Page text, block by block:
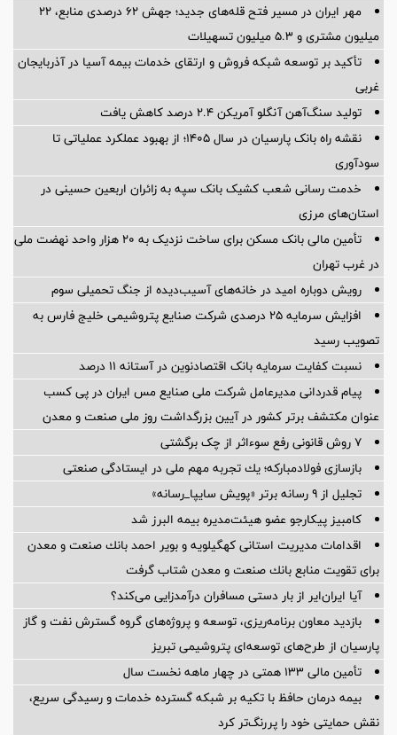
مهر ایران در مسیر فتح قله‌های جدید؛ جهش ۶۲ درصدی منابع، ۲۲
میلیون مشتری و ۵.۳ میلیون تسهیلات
تأکید بر توسعه شبکه فروش و ارتقای خدمات بیمه آسیا در آذربایجان
غربی
تولید سنگ‌آهن آنگلو آمریکن ۲.۴ درصد کاهش یافت
نقشه راه بانک پارسیان در سال ۱۴۰۵؛ از بهبود عملکرد عملیاتی تا
سودآوری
خدمت رسانی شعب کشیک بانک سپه به زائران اربعین حسینی در
استان‌‌های مرزی
تأمین مالی بانک مسکن برای ساخت نزدیک به ۲۰ هزار واحد نهضت ملی
در غرب تهران
رویش دوباره امید در خانه‌های آسیب‌دیده از جنگ تحمیلی سوم
افزایش سرمایه ۲۵ درصدی شرکت صنایع پتروشیمی خلیج فارس به
تصویب رسید
نسبت کفایت سرمایه بانک اقتصادنوین در آستانه 11 درصد
پیام قدردانی مدیرعامل شرکت ملی صنایع مس ایران در پی کسب
عنوان مکتشف برتر کشور در آیین بزرگداشت روز ملی صنعت و معدن
۷ روش قانونی رفع سوء‌اثر از چک برگشتی
بازسازی فولادمباركه؛ یك تجربه مهم ملی در ایستادگی صنعتی
تجلیل از ۹ رسانه برتر «پویش سایپا_رسانه»
کامبیز پیکارجو عضو هیئت‌مدیره بيمه البرز شد
اقدامات مدیریت استانی كهگیلویه و بویر احمد بانك صنعت و معدن
برای تقویت منابع بانك صنعت و معدن شتاب گرفت
آیا ایران‌ایر از بار دستی مسافران درآمدزایی می‌کند؟
بازدید معاون برنامه‌ریزی، توسعه و پروژه‌های گروه گسترش نفت و گاز
پارسیان از طرح‌های توسعه‌ای پتروشیمی تبریز
تأمین مالی 133 همتی در چهار ماهه نخست سال
بیمه درمان حافظ با تکیه بر شبکه گسترده خدمات و رسیدگی سریع،
نقش حمایتی خود را پررنگ‌تر کرد